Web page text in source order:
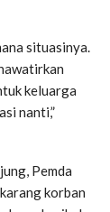
situasinya.
keluarga
nanti,”
Pemda
korban